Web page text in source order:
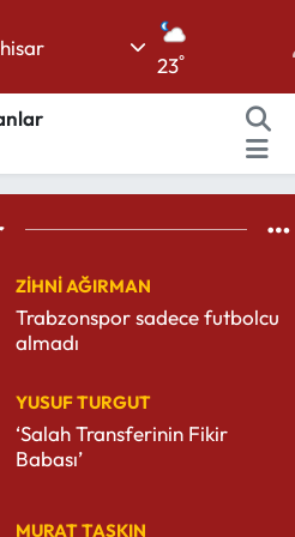
23°
ZIHNI AĞIRMAN
Trabzonspor sadece futbolcu
almadı
YUSUF TURGUT
‘Salah Transferinin Fikir
Babası’
MURAT TAŞKIN